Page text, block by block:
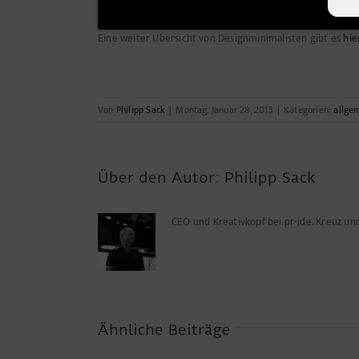
Eine weiter Übersicht von Designminimalisten gibt es
Von Philipp Sack | Montag, Januar 28, 2013 | Kategorien:
Über den Autor: Philipp Sack
CEO und Kreativkopf bei pr-ide. Kreuz
Ähnliche Beiträge